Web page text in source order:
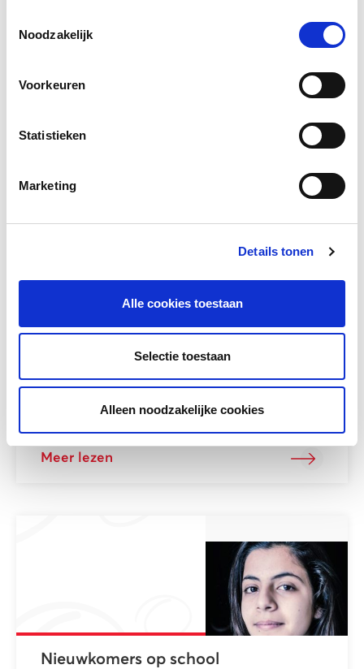
Noodzakelijk
Voorkeuren
Statistieken
Marketing
Details tonen
Alle cookies toestaan
Selectie toestaan
Alleen noodzakelijke cookies
FacebookLinkedIn
Verhuizen zonder afscheid
Dit onderzoek heeft plaats gevonden naar
aanleiding van een klacht over de verhuizing
Meer lezen
Nieuwkomers op school